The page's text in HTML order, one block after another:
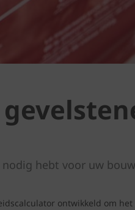
hebt voor uw
ontwikkeld om